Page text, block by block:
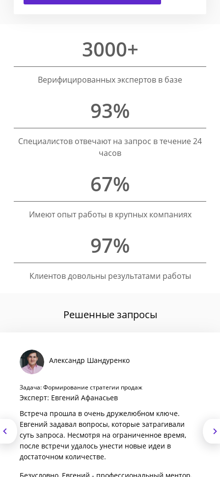
3000+
Верифицированных экспертов в базе
93%
Специалистов отвечают на запрос в течение 24
часов
67%
Имеют опыт работы в крупных компаниях
97%
Клиентов довольны результатами работы
Решенные запросы
Александр Шандуренко
Задача: Формирование стратегии продаж
Эксперт: Евгений Афанасьев
Встреча прошла в очень дружелюбном ключе.
Евгений задавал вопросы, которые затрагивали
суть запроса. Несмотря на ограниченное время,
после встречи удалось унести новые идеи в
достаточном количестве.